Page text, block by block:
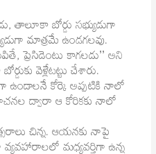
తాలూకా బోర్డు సభ్యుడుగా
మాత్రమే ఉండగలవు.
ప్రెసిడెంటు కాగలడు’’ అని
వెళ్లేటట్టు చేశారు.
ఉండాలనే కోర్కె అప్పటికి నాలో
ద్వారా ఆ కోరికకు నాలో
చిన్న. ఆయనకు నాపై
వ్యవహారాలలో మధ్యవర్తిగా ఉన్న